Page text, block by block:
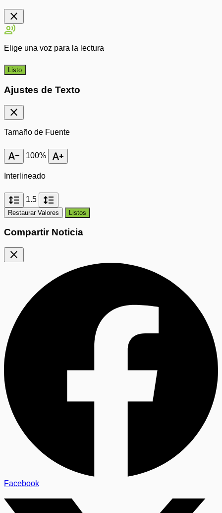
close
record_voice_over
Elige una voz para la lectura
Listo
Ajustes de Texto
close
Tamaño de Fuente
text_decrease 100% text_increase
Interlineado
format_line_spacing 1.5 format_line_spacing
Restaurar Valores Listos
Compartir Noticia
close
Facebook